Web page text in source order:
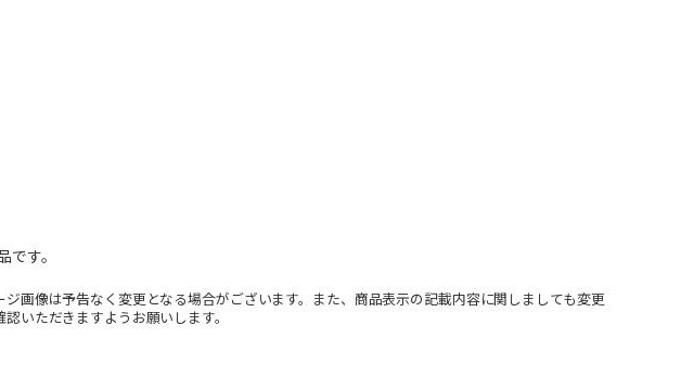
す。
画像は予告なく変更となる場合がございます。また、商品表示の記載内容に関しましても変更
いただきますようお願いします。